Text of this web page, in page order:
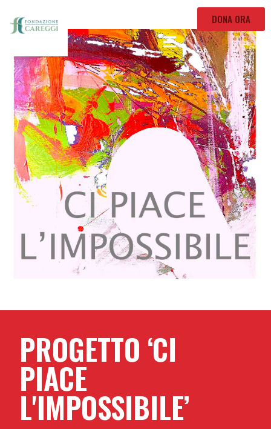
DONA ORA
PROGETTO ‘CI
PIACE
L'IMPOSSIBILE’